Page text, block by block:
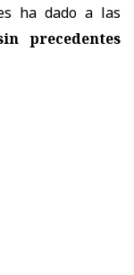
ha dado a las
precedentes